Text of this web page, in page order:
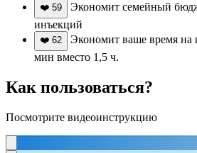
❤️ 59
Экономит семейный
инъекций
❤️ 62
Экономит ваше время на
мин вместо 1,5 ч.
Как пользоваться?
Посмотрите видеоинструкцию